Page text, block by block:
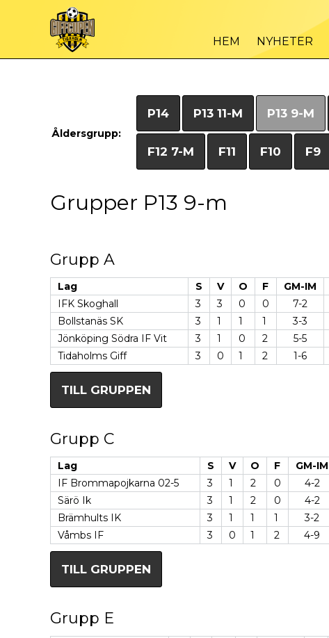
HEM NYHETER
Åldersgrupp:
P14 P13 11-M P13 9-M
F12 7-M F11 F10 F9
Grupper P13 9-m
Grupp A
Lag S V O F GM-IM
IFK Skoghall
3 3 0 0 7-2
Bollstanäs SK
3 1 1 1 3-3
Jönköping Södra IF Vit
3 1 0 2 5-5
Tidaholms Giff
3 0 1 2 1-6
TILL GRUPPEN
Grupp C
Lag S V O F GM-IM
IF Brommapojkarna 02-5
3 1 2 0 4-2
Särö Ik
3 1 2 0 4-2
Brämhults IK
3 1 1 1 3-2
Våmbs IF
3 0 1 2 4-9
TILL GRUPPEN
Grupp E